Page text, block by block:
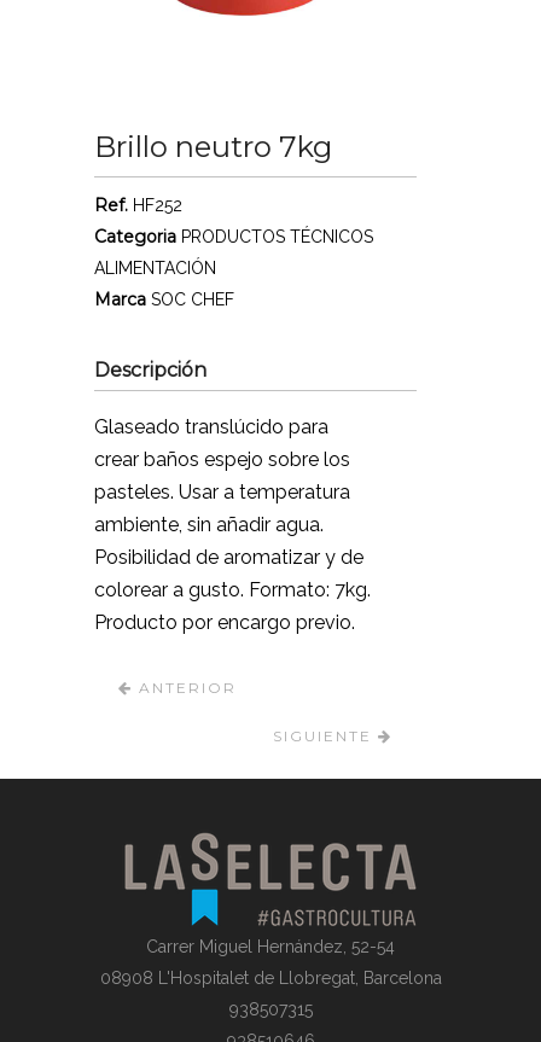
Brillo neutro 7kg
Ref. HF252
Categoria PRODUCTOS TÉCNICOS
ALIMENTACIÓN
MarcaSOC CHEF
Descripción
Glaseado translúcido para
crear baños espejo sobre los
pasteles. Usar a temperatura
ambiente, sin añadir agua.
Posibilidad de aromatizar y de
colorear a gusto. Formato: 7kg.
Producto por encargo previo.
ANTERIOR
SIGUIENTE
Carrer Miguel Hernández, 52-54
08908 L'Hospitalet de Llobregat, Barcelona
938507315